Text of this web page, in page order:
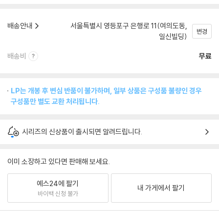
배송안내
서울특별시 영등포구 은행로 11(여의도동,
일신빌딩)
변경
배송비 무료
LP는 개봉 후 변심 반품이 불가하며, 일부 상품은 구성품 불량인 경우
구성품만 별도 교환 처리됩니다.
시리즈의 신상품이 출시되면 알려드립니다.
이미 소장하고 있다면 판매해 보세요.
예스24에 팔기
바이백 신청 불가
내 가게에서 팔기